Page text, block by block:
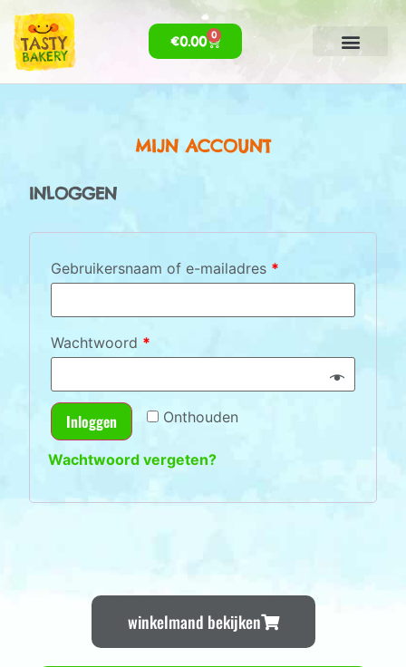
€0.00 0
MIJN ACCOUNT
INLOGGEN
Gebruikersnaam of e-mailadres *
Wachtwoord *
Onthouden
Inloggen
Wachtwoord vergeten?
winkelmand bekijken